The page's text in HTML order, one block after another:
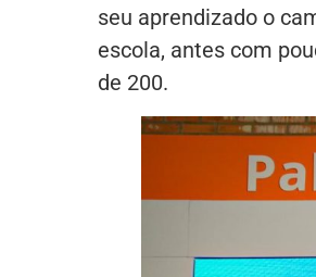
seu aprendizado o
escola, antes com
de 200.